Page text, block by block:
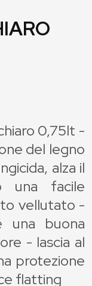
0,75lt -
del legno
alza il
una facile
vellutato -
una buona
- lascia al
protezione
flatting